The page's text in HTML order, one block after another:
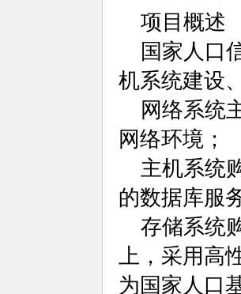
项目概述
国家人口
机系统建设
网络系统
网络环境；
主机系统
的数据库服
存储系统
上，采用高
为国家人口